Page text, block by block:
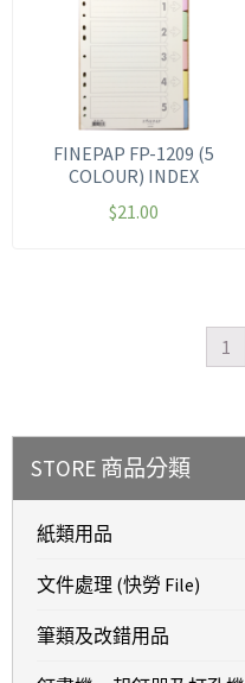
FINEPAP FP-1209 (5
COLOUR) INDEX
$21.00
1
STORE 商品分類
紙類用品
文件處理 (快勞 File)
筆類及改錯用品